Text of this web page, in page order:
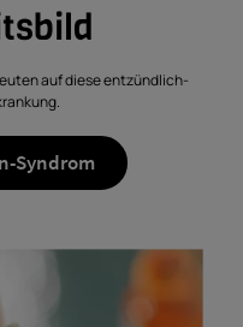
auf diese entzündlich-
Syndrom